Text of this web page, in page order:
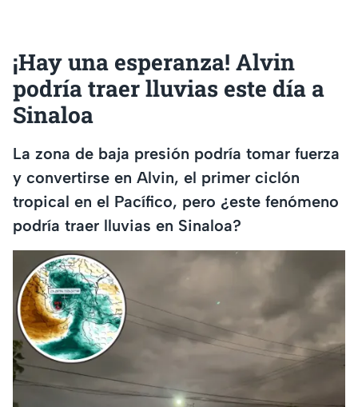
¡Hay una esperanza! Alvin
podría traer lluvias este día a
Sinaloa
La zona de baja presión podría tomar fuerza
y convertirse en Alvin, el primer ciclón
tropical en el Pacífico, pero ¿este fenómeno
podría traer lluvias en Sinaloa?